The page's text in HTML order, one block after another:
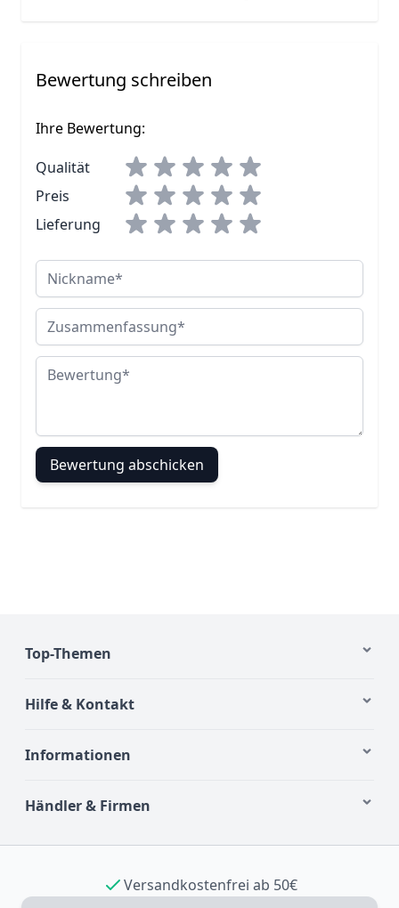
Bewertung schreiben
Ihre Bewertung:
Qualität
Preis
Lieferung
Nickname
Zusammenfassung
Bewertung
Bewertung abschicken
Top-Themen
Hilfe & Kontakt
Informationen
Händler & Firmen
Versandkostenfrei ab 50€